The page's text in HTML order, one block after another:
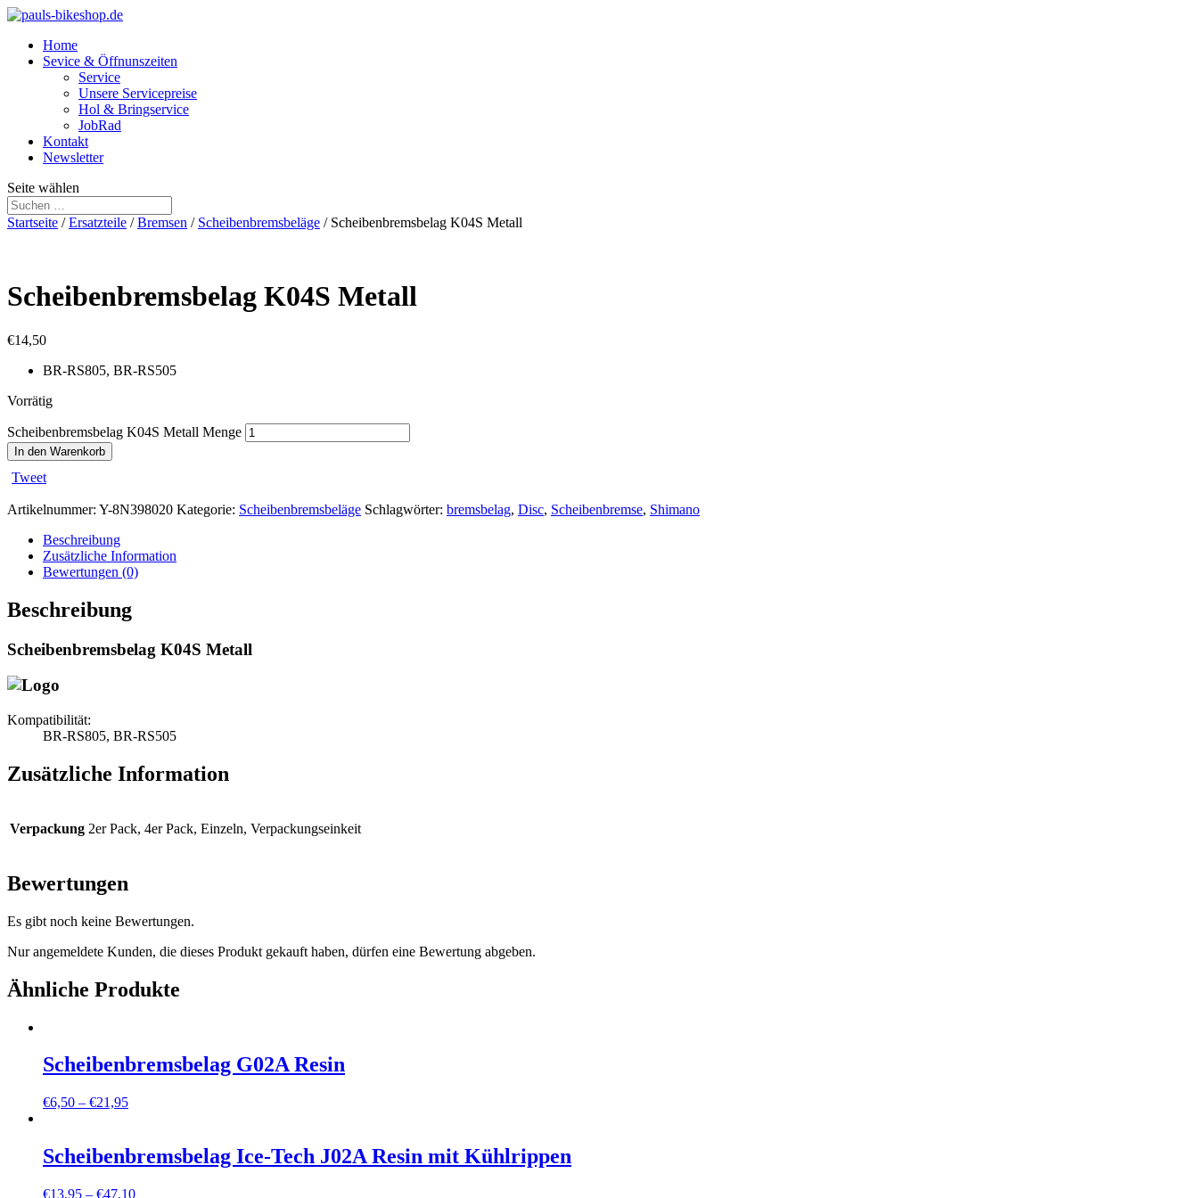
Home
Sevice & Öffnunszeiten
Service
Unsere Servicepreise
Hol & Bringservice
JobRad
Kontakt
Newsletter
Seite wählen
Startseite /Ersatzteile /Bremsen / Scheibenbremsbeläge / Scheibenbremsbelag K04S Metall
Scheibenbremsbelag K04S Metall
€14,50
BR-RS805, BR-RS505
Vorrätig
Scheibenbremsbelag K04S Metall Menge
In den Warenkorb
Tweet
Artikelnummer: Y-8N398020 Kategorie: Scheibenbremsbeläge Schlagwörter: bremsbelag, Disc, Scheibenbremse, Shimano
Beschreibung
Zusätzliche Information
Bewertungen (0)
Beschreibung
Scheibenbremsbelag K04S Metall
Kompatibilität:
BR-RS805, BR-RS505
Zusätzliche Information
Verpackung 2er Pack, 4er Pack, Einzeln, Verpackungseinkeit
Bewertungen
Es gibt noch keine Bewertungen.
Nur angemeldete Kunden, die dieses Produkt gekauft haben, dürfen eine Bewertung abgeben.
Ähnliche Produkte
Scheibenbremsbelag G02A Resin
€6,50 – €21,95
Scheibenbremsbelag Ice-Tech J02A Resin mit Kühlrippen
€13,95 – €47,10